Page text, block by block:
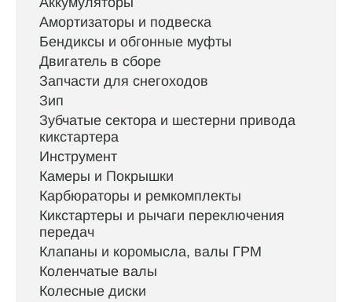
Амортизаторы и подвеска
Бендиксы и обгонные муфты
Двигатель в сборе
Запчасти для снегоходов
Зип
Зубчатые сектора и шестерни привода
кикстартера
Инструмент
Камеры и Покрышки
Карбюраторы и ремкомплекты
Кикстартеры и рычаги переключения
передач
Клапаны и коромысла, валы ГРМ
Коленчатые валы
Колесные диски